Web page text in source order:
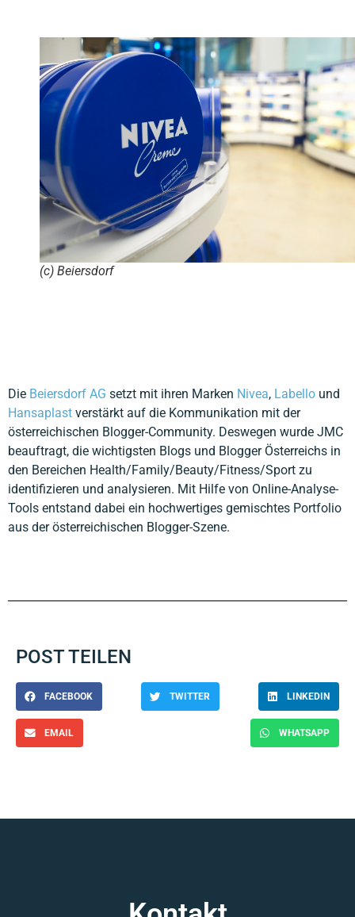
(c) Beiersdorf
Die Beiersdorf AG setzt mit ihren Marken Nivea, Labello und
Hansaplast verstärkt auf die Kommunikation mit der
österreichischen Blogger-Community. Deswegen wurde JMC
beauftragt, die wichtigsten Blogs und Blogger Österreichs in
den Bereichen Health/Family/Beauty/Fitness/Sport zu
identifizieren und analysieren. Mit Hilfe von Online-Analyse-
Tools entstand dabei ein hochwertiges gemischtes Portfolio
aus der österreichischen Blogger-Szene.
POST TEILEN
FACEBOOK TWITTER LINKEDIN
EMAIL WHATSAPP